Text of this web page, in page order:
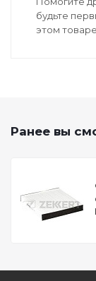
будьте
этом товаре
Ранее вы